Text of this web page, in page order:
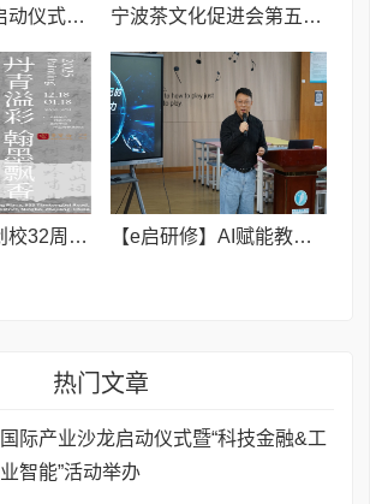
国际产业沙龙启动仪式暨“科技金融&工业智能”活动举办 宁波茶文化促进会第五届会员大会召开 赓续千年茶脉 谱写时代新篇
宁波精彩艺校创校32周年 教师书画联展亮相荣宝斋 【e启研修】AI赋能教学评价,智启课堂新篇章——杭州市笕桥小学三鹰成长营专项培训
热门文章
国际产业沙龙启动仪式暨“科技金融&工
业智能”活动举办